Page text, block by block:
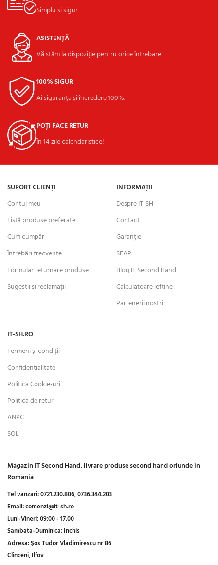
Simplu si sigur
ASISTENȚĂ
Vă stăm la dispoziție pentru orice întrebare
100% SIGUR
Ai siguranța și încredere 100%.
POȚI FACE RETUR
În 14 zile calendaristice!
SUPORT CLIENȚI
Contul meu
Listă produse preferate
Cum cumpăr
Întrebări frecvente
Formular returnare produse
Sugestii și reclamații
INFORMAȚII
Despre IT-SH
Contact
Garanție
SEAP
Blog IT Second Hand
Calculatoare ieftine
Partenerii nostri
IT-SH.RO
Termeni și condiții
Confidențialitate
Politica Cookie-uri
Politica de retur
ANPC
SOL
Magazin IT Second Hand, livrare produse second hand oriunde in
Romania
Tel vanzari:0721.230.806,0736.344.203
Email:comenzi@it-sh.ro
Luni-Vineri:09:00 - 17.00
Sambata-Duminica:Inchis
Adresa:Șos Tudor Vladimirescu nr 86
Clinceni, Ilfov